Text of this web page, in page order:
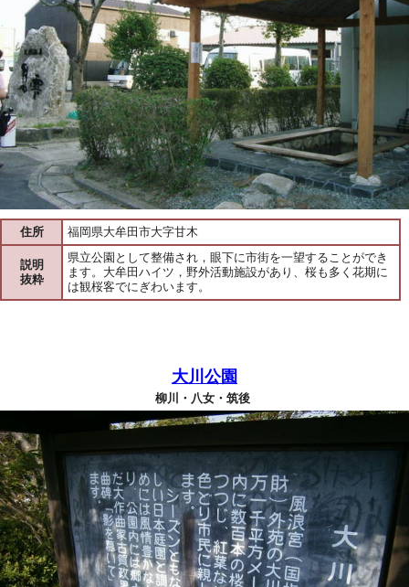
住所 福岡県大牟田市大字甘木
説明
抜粋
県立公園として整備され，眼下に市街を一望することができ
ます。大牟田ハイツ，野外活動施設があり、桜も多く花期に
は観桜客でにぎわいます。
大川公園
柳川・八女・筑後